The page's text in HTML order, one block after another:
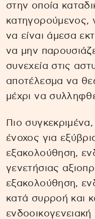
στην οποία
κατηγορούμενος,
να είναι άμεσα
να μην
συνεχεία στις
αποτέλεσμα να
μέχρι να
Πιο
ένοχος για
εξακολούθηση,
γενετήσιας
εξακολούθηση,
κατά συρροή και